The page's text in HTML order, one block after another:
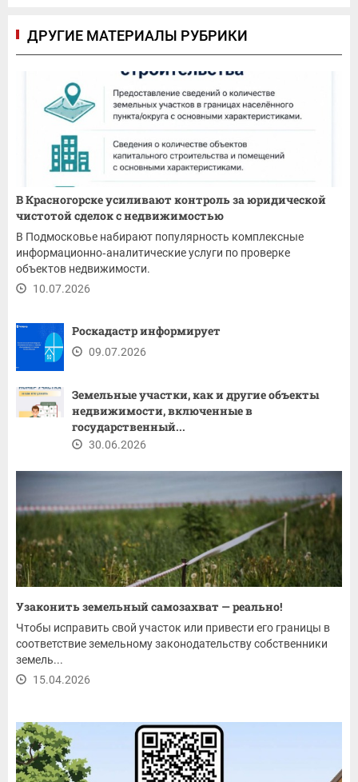
ДРУГИЕ МАТЕРИАЛЫ РУБРИКИ
В Красногорске усиливают контроль за юридической
чистотой сделок с недвижимостью
В Подмосковье набирают популярность комплексные
информационно‑аналитические услуги по проверке
объектов недвижимости.
10.07.2026
Роскадастр информирует
09.07.2026
Земельные участки, как и другие объекты
недвижимости, включенные в
государственный...
30.06.2026
Узаконить земельный самозахват — реально!
Чтобы исправить свой участок или привести его границы в
соответствие земельному законодательству собственники
земель...
15.04.2026